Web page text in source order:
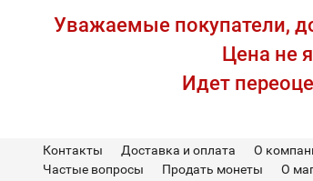
Уважаемые покупатели,
Цена не
Идет
Контакты Доставка и оплата О
Частые вопросы
Продать монеты О